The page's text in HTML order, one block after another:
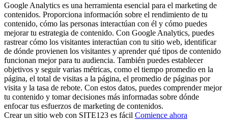
Google Analytics es una herramienta esencial para el marketing de
contenidos. Proporciona información sobre el rendimiento de tu
contenido, cómo las personas interactúan con él y cómo puedes
mejorar tu estrategia de contenido. Con Google Analytics, puedes
rastrear cómo los visitantes interactúan con tu sitio web, identificar
de dónde provienen los visitantes y aprender qué tipos de contenido
funcionan mejor para tu audiencia. También puedes establecer
objetivos y seguir varias métricas, como el tiempo promedio en la
página, el total de visitas a la página, el promedio de páginas por
visita y la tasa de rebote. Con estos datos, puedes comprender mejor
tu contenido y tomar decisiones más informadas sobre dónde
enfocar tus esfuerzos de marketing de contenidos.
Crear un sitio web con SITE123 es fácil Comience ahora